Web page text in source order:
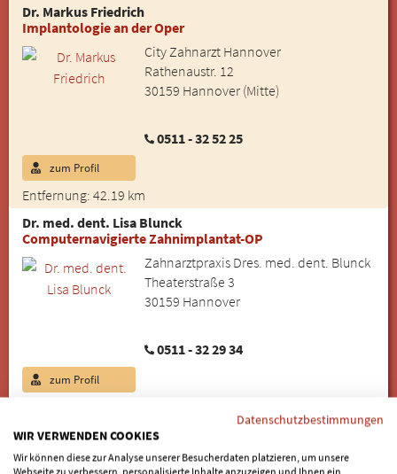
Dr. Markus Friedrich
Implantologie an der Oper
City Zahnarzt Hannover
Rathenaustr. 12
30159 Hannover (Mitte)
0511 - 32 52 25
Entfernung: 42.19 km
zum Profil
Dr. med. dent. Lisa Blunck
Computernavigierte Zahnimplantat-OP
Zahnarztpraxis Dres. med. dent. Blunck
Theaterstraße 3
30159 Hannover
0511 - 32 29 34
zum Profil
Dr. med. dent. Maya Blunck
Keramikimplantate
Datenschutzbestimmungen
WIR VERWENDEN COOKIES
Wir können diese zur Analyse unserer Besucherdaten platzieren, um unsere
Webseite zu verbessern, personalisierte Inhalte anzuzeigen und Ihnen ein